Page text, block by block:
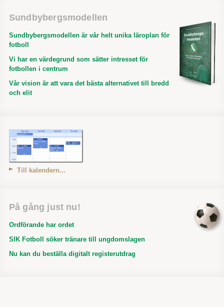
Sundbybergsmodellen
Sundbybergsmodellen är vår helt unika läroplan för
fotboll
Vi har en värdegrund som sätter intresset för
fotbollen i centrum
Vår vision är att vara det bästa alternativet till bredd
och elit
Till kalendern...
På gång just nu!
Ordförande har ordet
SIK Fotboll söker tränare till ungdomslagen
Nu kan du beställa digitalt registerutdrag